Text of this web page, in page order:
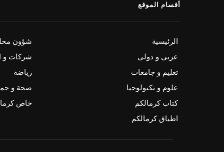
أقسام الموقع
الرئيسية
شؤون
عربي و دولي
شركات و
تعليم و جامعات
رياضة
علوم و تكنولوجيا
صحة و
كتاب كرمالكم
خاص
اطباق كرمالكم